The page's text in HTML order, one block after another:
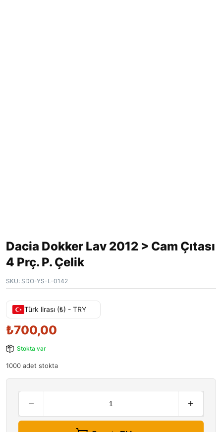
Dacia Dokker Lav 2012 > Cam Çıtası
4 Prç. P. Çelik
SKU: SDO-YS-L-0142
Türk lirası (₺) - TRY
₺700,00
Stokta var
1000 adet stokta